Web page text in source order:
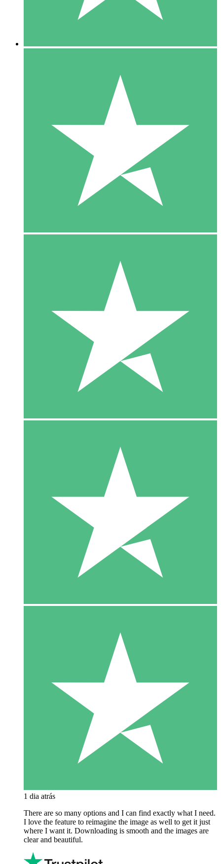
1 dia atrás
There are so many options and I can find exactly what I need.
I love the feature to reimagine the image as well to get it just
where I want it. Downloading is smooth and the images are
clear and beautiful.